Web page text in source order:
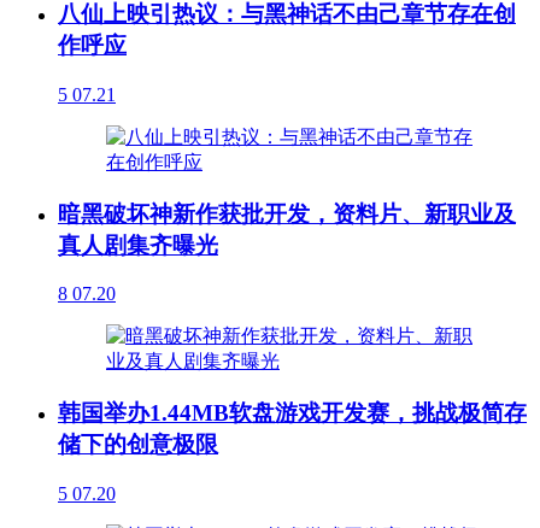
八仙上映引热议：与黑神话不由己章节存在创
作呼应
5 07.21
暗黑破坏神新作获批开发，资料片、新职业及
真人剧集齐曝光
8 07.20
韩国举办1.44MB软盘游戏开发赛，挑战极简存
储下的创意极限
5 07.20